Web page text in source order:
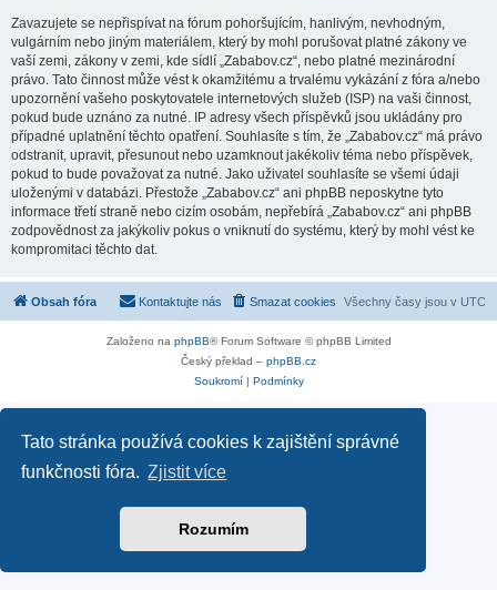
Tato stránka používá cookies k zajištění správné
funkčnosti fóra. Zjistit více
Rozumím
Zavazujete se nepřispívat na fórum pohoršujícím, hanlivým, nevhodným,
vulgárním nebo jiným materiálem, který by mohl porušovat platné zákony ve
vaší zemi, zákony v zemi, kde sídlí „Zababov.cz“, nebo platné mezinárodní
právo. Tato činnost může vést k okamžitému a trvalému vykázání z fóra a/nebo
upozornění vašeho poskytovatele internetových služeb (ISP) na vaši činnost,
pokud bude uznáno za nutné. IP adresy všech příspěvků jsou ukládány pro
případné uplatnění těchto opatření. Souhlasíte s tím, že „Zababov.cz“ má právo
odstranit, upravit, přesunout nebo uzamknout jakékoliv téma nebo příspěvek,
pokud to bude považovat za nutné. Jako uživatel souhlasíte se všemi údaji
uloženými v databázi. Přestože „Zababov.cz“ ani phpBB neposkytne tyto
informace třetí straně nebo cizím osobám, nepřebírá „Zababov.cz“ ani phpBB
zodpovědnost za jakýkoliv pokus o vniknutí do systému, který by mohl vést ke
kompromitaci těchto dat.
Obsah fóra Všechny časy jsou v UTC
Smazat cookies
Kontaktujte nás
Založeno na phpBB® Forum Software © phpBB Limited
Český překlad – phpBB.cz
Soukromí| Podmínky